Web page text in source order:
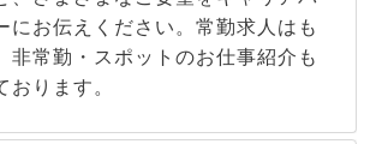
にお伝えください。常勤求人はも
非常勤・スポットのお仕事紹介も
おります。